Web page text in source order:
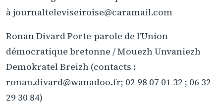
à journalteleviseiroise@caramail.com
Ronan Divard Porte-parole de l’Union
démocratique bretonne / Mouezh Unvaniezh
Demokratel Breizh (contacts :
ronan.divard@wanadoo.fr; 02 98 07 01 32 ; 06 32
29 30 84)